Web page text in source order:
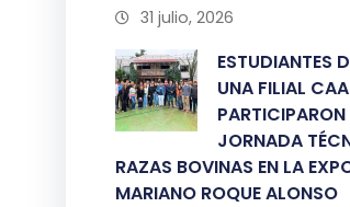
31 julio, 2026
ESTUDIANTES
UNA FILIAL
PARTICIPARON
JORNADA
RAZAS BOVINAS EN LA
MARIANO ROQUE ALONSO